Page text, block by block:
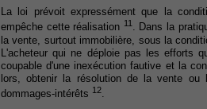
La loi prévoit expressément que la
empêche cette réalisation 11 . Dans la
la vente, surtout immobilière, sous la
L'acheteur qui ne déploie pas les efforts
coupable d'une inexécution fautive et la
lors, obtenir la résolution de la vente ou
dommages-intérêts 12